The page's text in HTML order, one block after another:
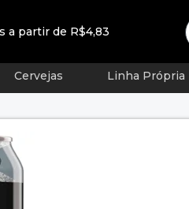
a partir de R$4,83
Cervejas Linha Própria